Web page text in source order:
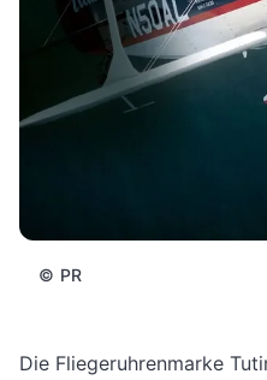
© PR
Die Fliegeruhrenmarke